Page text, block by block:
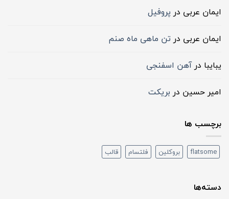
ایمان عربی در پروفیل
ایمان عربی در تن ماهی ماه صنم
یبایبا درآهن اسفنجی
امیر حسین در بریکت
برچسب ها
flatsome بروکلین فلتسام قالب
دسته‌ها